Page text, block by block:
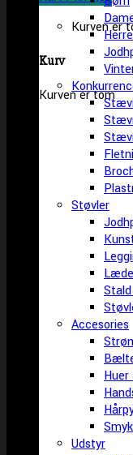
Kurven er
Kurv
Kurven er tom
Herre
Støvler
Accesories
Udstyr